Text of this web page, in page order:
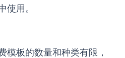
使用。
模板的数量和种类有限，